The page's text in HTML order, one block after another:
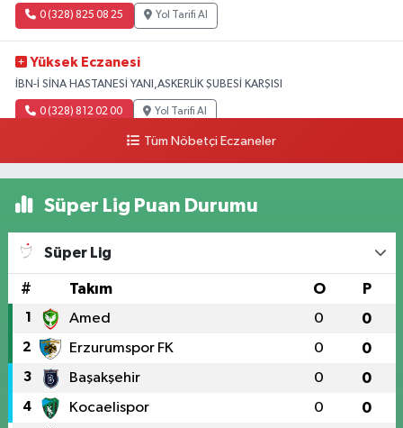
0 (328) 825 08 25 Yol Tarifi Al
Yüksek Eczanesi
İBN-İ SİNA HASTANESİ YANI,ASKERLİK ŞUBESİ KARŞISI
0 (328) 812 02 00 Yol Tarifi Al
Tüm Nöbetçi Eczaneler
Süper Lig Puan Durumu
Süper Lig
# Takım O P
1 Amed 0 0
2 Erzurumspor FK 0 0
3 Başakşehir 0 0
4 Kocaelispor 0 0